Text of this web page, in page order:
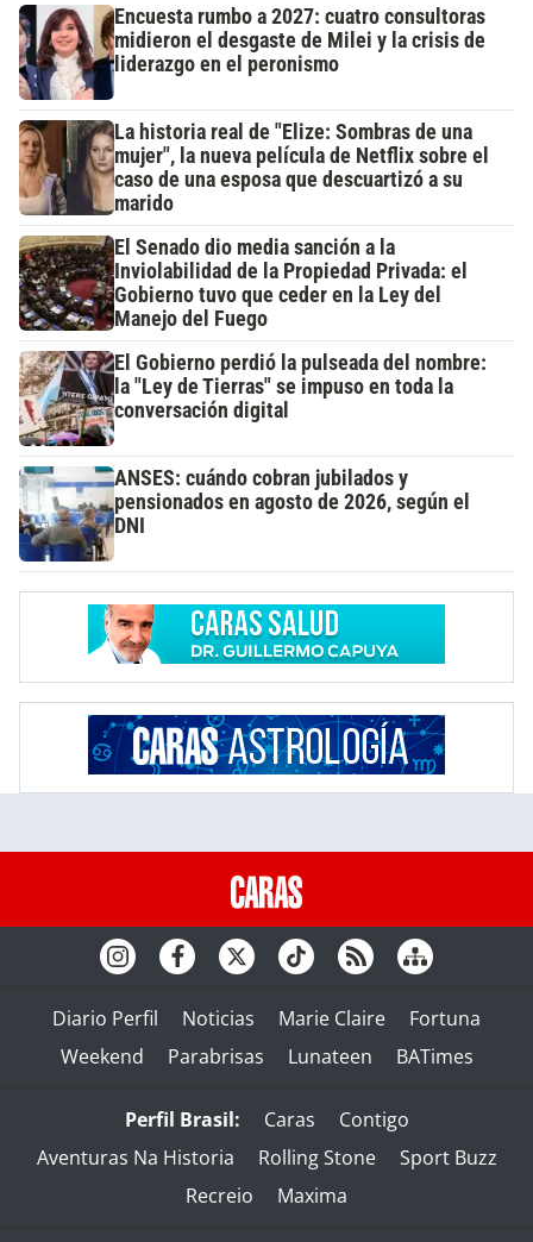
Encuesta rumbo a 2027: cuatro consultoras
midieron el desgaste de Milei y la crisis de
liderazgo en el peronismo
La historia real de "Elize: Sombras de una
mujer", la nueva película de Netflix sobre el
caso de una esposa que descuartizó a su
marido
El Senado dio media sanción a la
Inviolabilidad de la Propiedad Privada: el
Gobierno tuvo que ceder en la Ley del
Manejo del Fuego
El Gobierno perdió la pulseada del nombre:
la "Ley de Tierras" se impuso en toda la
conversación digital
ANSES: cuándo cobran jubilados y
pensionados en agosto de 2026, según el
DNI
Diario Perfil Noticias Marie Claire
Fortuna
Weekend
Parabrisas Lunateen BATimes
Perfil Brasil: Caras
Contigo
Aventuras Na Historia
Rolling Stone
Sport Buzz
Recreio
Maxima